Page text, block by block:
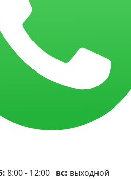
8:00 - 12:00 вс: выходной